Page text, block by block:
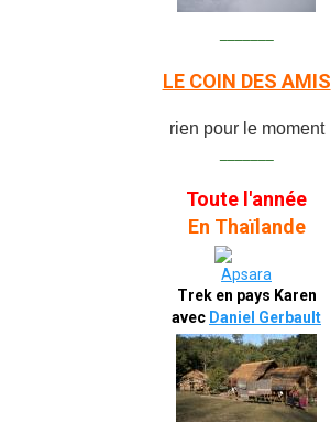
LE COIN DES AMIS
rien pour le moment
Toute l'année
En Thaïlande
Trek en pays Karen
avec Daniel Gerbault